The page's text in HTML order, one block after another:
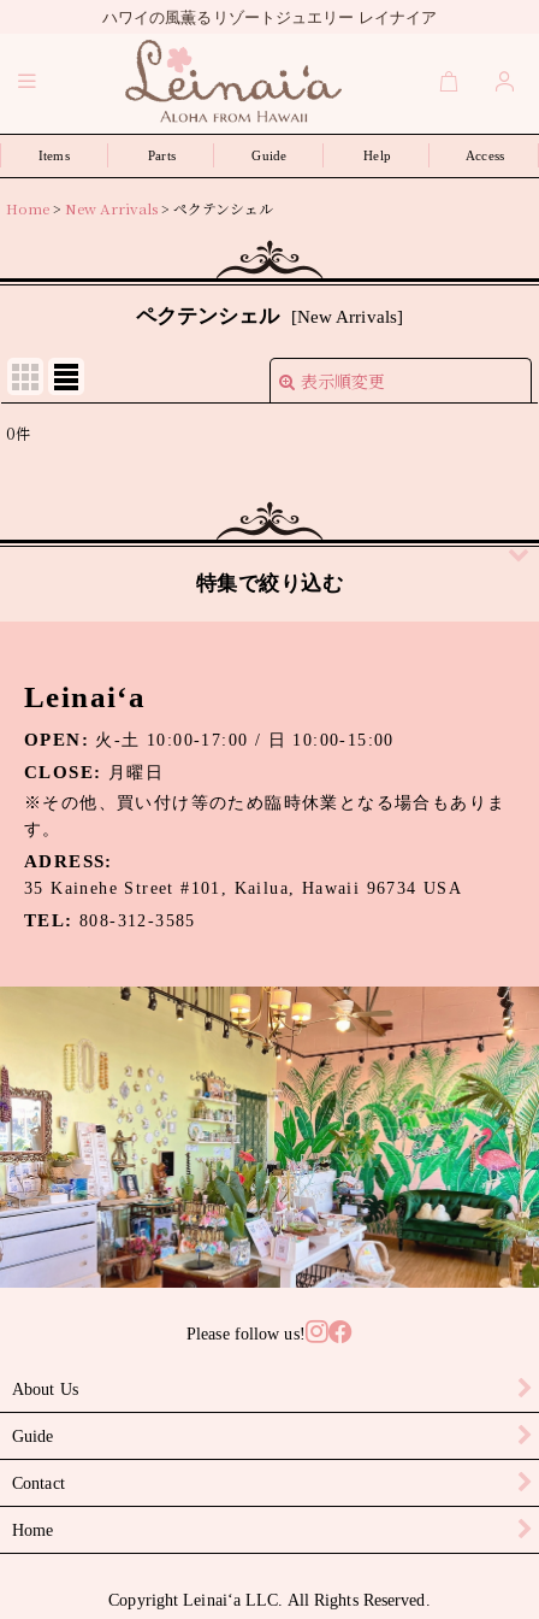
ハワイの風薫るリゾートジュエリー レイナイア
Items Parts Guide Help Access
Home> New Arrivals> ペクテンシェル
ペクテンシェル [New Arrivals]
表示順変更
表示数
絞り込む
0件
特集で絞り込む
アマゾナイト
アメジスト
オニキス
オパール
カルセドニー
サンゴ
サンライズシェル
スワロフスキークリスタル
ターコイズ
ハーキマーダイヤモンド
パール
ピカケビーズ
Leinai‘a
OPEN: 火-土 10:00-17:00 / 日 10:00-15:00
CLOSE:
月曜日
※その他、買い付け等のため臨時休業となる場合もありま
す。
ADRESS:
35 Kainehe Street #101, Kailua, Hawaii 96734 USA
TEL: 808-312-3585
Please follow us!
About Us
Guide
Contact
Home
Copyright Leinaiʻa LLC. All Rights Reserved.